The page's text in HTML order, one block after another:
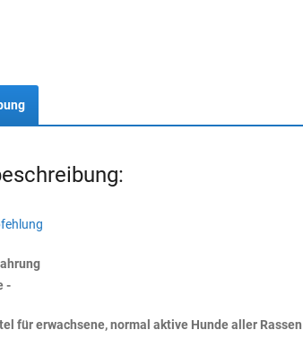
-
für erwachsene, normal aktive Hunde aller Rassen